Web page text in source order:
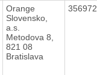
Orange
Slovensko,
a.s.
Metodova 8,
821 08
Bratislava